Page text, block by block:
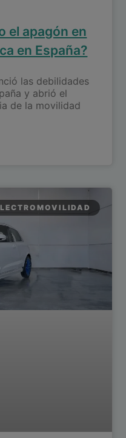
el apagón en
en España?
las debilidades
y abrió el
de la movilidad